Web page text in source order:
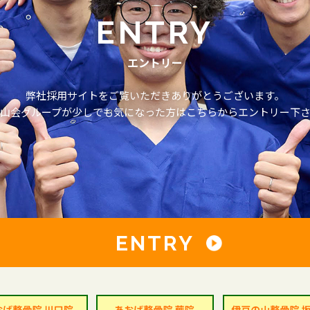
ENTRY
エントリー
弊社採用サイトをご覧いただきありがとうございます。
会グループが少しでも気になった方はこちらからエントリー下
ENTRY